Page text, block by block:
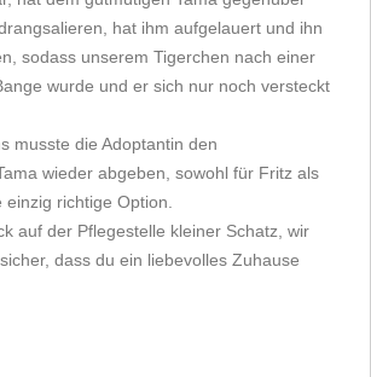
hat ihm aufgelauert und ihn
sodass unserem Tigerchen nach einer
wurde und er sich nur noch versteckt
musste die Adoptantin den
wieder abgeben, sowohl für Fritz als
richtige Option.
auf der Pflegestelle kleiner Schatz, wir
dass du ein liebevolles Zuhause